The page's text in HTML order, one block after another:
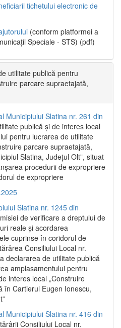
tichetului electronic de
(conform platformei a
Speciale - STS) (pdf)
utilitate publică pentru
parcare supraetajată,
Municipiului Slatina nr. 261 din
publică și de interes local
pentru lucrarea de utilitate
parcare supraetajată,
Slatina, Județul Olt”, situat
procedurii de expropriere
de expropriere
Slatina nr. 1245 din
de verificare a dreptului de
reale și acordarea
cuprinse în coridorul de
Consiliului Local nr.
declararea de utilitate publică
amplasamentului pentru
interes local „Construire
în Cartierul Eugen Ionescu,
Municipiului Slatina nr. 416 din
Consiliului Local nr.